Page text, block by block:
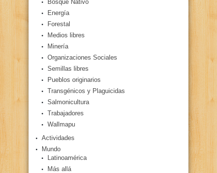
Bosque Nativo
Energía
Forestal
Medios libres
Minería
Organizaciones Sociales
Semillas libres
Pueblos originarios
Transgénicos y Plaguicidas
Salmonicultura
Trabajadores
Wallmapu
Actividades
Mundo
Latinoamérica
Más allá